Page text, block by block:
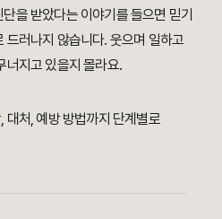
을 받았다는 이야기를 들으면 믿기
드러나지 않습니다. 웃으며 일하고
너지고 있을지 몰라요.
대처, 예방 방법까지 단계별로